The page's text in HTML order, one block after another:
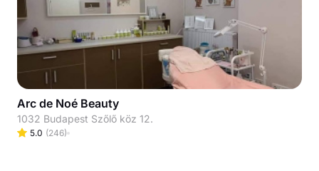
Arc de Noé Beauty
1032 Budapest Szőlő köz 12.
5.0 (246)